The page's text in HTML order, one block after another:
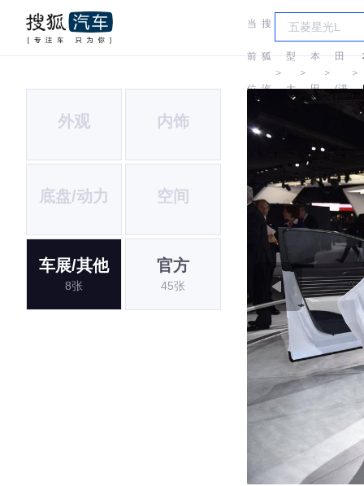
当
前
位
置:
搜
狐
汽
＞
车
型
大
＞
本
田
＞
本
田
(进
＞
外观 内饰
底盘/动力 空间
车展/其他
8张
官方
45张